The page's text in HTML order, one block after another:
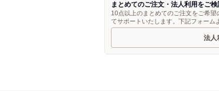
まとめてのご注文・法人利用をご
10点以上のまとめてのご注文をご希
てサポートいたします。下記フォーム
法人